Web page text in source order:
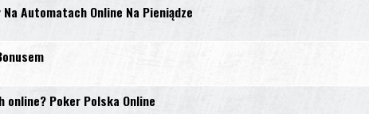
Automatach Online Na Pieniądze
online? Poker Polska Online